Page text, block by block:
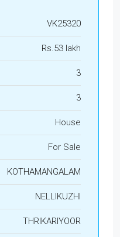
VK25320
Rs.53 lakh
3
3
House
For Sale
KOTHAMANGALAM
NELLIKUZHI
THRIKARIYOOR